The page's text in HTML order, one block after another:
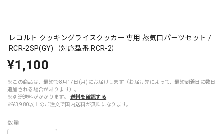
レコルト クッキングライスクッカー 専用 蒸気口パーツセット /
RCR-2SP(GY)（対応型番:RCR-2）
¥1,100
※この商品は、最短で8月17日(月)にお届けします（お届け先によって、最短到着日に数日
追加される場合があります）。
※別途送料がかかります。
送料を確認する
※¥3,980以上のご注文で国内送料が無料になります。
数量